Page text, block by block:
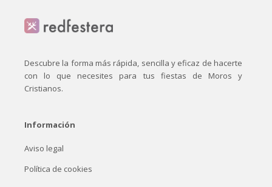
Descubre la forma más rápida, sencilla y eficaz de hacerte
con lo que necesites para tus fiestas de Moros y
Cristianos.
Información
Aviso legal
Política de cookies